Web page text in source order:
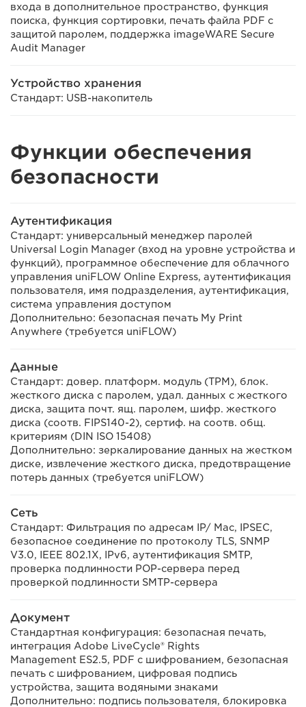
входа в дополнительное пространство, функция
поиска, функция сортировки, печать файла PDF с
защитой паролем, поддержка imageWARE Secure
Audit Manager
Устройство хранения
Стандарт: USB-накопитель
Функции обеспечения
безопасности
Аутентификация
Стандарт: универсальный менеджер паролей
Universal Login Manager (вход на уровне устройства и
функций), программное обеспечение для облачного
управления uniFLOW Online Express, аутентификация
пользователя, имя подразделения, аутентификация,
система управления доступом
Дополнительно: безопасная печать My Print
Anywhere (требуется uniFLOW)
Данные
Стандарт: довер. платформ. модуль (TPM), блок.
жесткого диска с паролем, удал. данных с жесткого
диска, защита почт. ящ. паролем, шифр. жесткого
диска (соотв. FIPS140-2), сертиф. на соотв. общ.
критериям (DIN ISO 15408)
Дополнительно: зеркалирование данных на жестком
диске, извлечение жесткого диска, предотвращение
потерь данных (требуется uniFLOW)
Сеть
Стандарт: Фильтрация по адресам IP/ Mac, IPSEC,
безопасное соединение по протоколу TLS, SNMP
V3.0, IEEE 802.1X, IPv6, аутентификация SMTP,
проверка подлинности POP-сервера перед
проверкой подлинности SMTP-сервера
Документ
Стандартная конфигурация: безопасная печать,
интеграция Adobe LiveCycle® Rights
Management ES2.5, PDF с шифрованием, безопасная
печать с шифрованием, цифровая подпись
устройства, защита водяными знаками
Дополнительно: подпись пользователя, блокировка